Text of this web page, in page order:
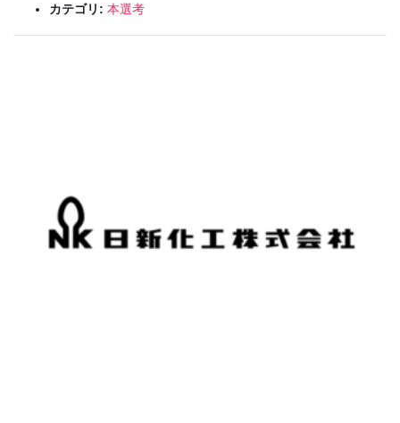
カテゴリ: 本選考